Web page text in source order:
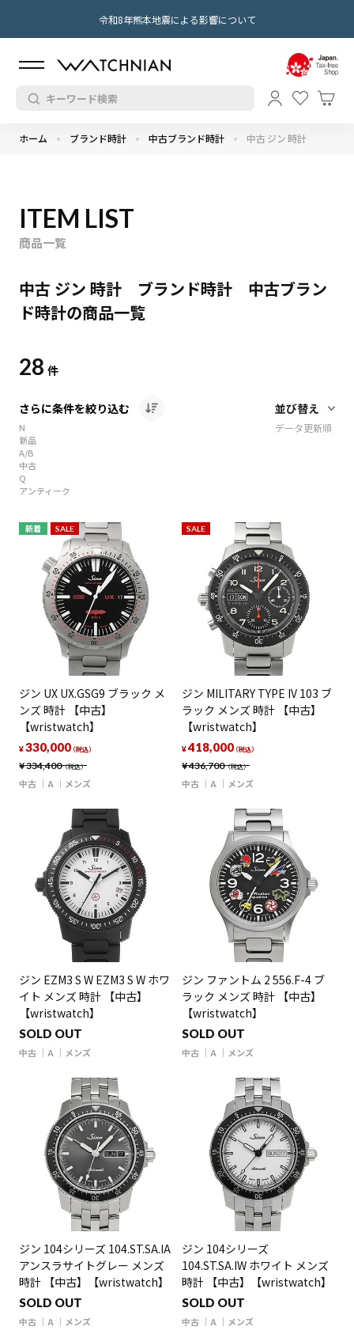
令和8年熊本地震による影響について
ホーム ブランド時計 中古ブランド時計 中古 ジン 時計
ITEM LIST
商品一覧
中古 ジン 時計 ブランド時計 中古ブラン
ド時計の商品一覧
28 件
さらに条件を絞り込む
N
新品
A/B
中古
Q
アンティーク
データ更新順
新着 SALE
ジン UX UX.GSG9 ブラック メ
ンズ 時計 【中古】
【wristwatch】
¥334,400（税込）
¥330,000（税込）
中古 A メンズ
SALE
ジン MILITARY TYPE IV 103 ブ
ラック メンズ 時計 【中古】
【wristwatch】
¥436,700（税込）
¥418,000（税込）
中古 A メンズ
ジン EZM3 S W EZM3 S W ホワ
イト メンズ 時計 【中古】
【wristwatch】
SOLD OUT
中古 A メンズ
ジン ファントム 2 556.F-4 ブ
ラック メンズ 時計 【中古】
【wristwatch】
SOLD OUT
中古 A メンズ
ジン 104シリーズ 104.ST.SA.IA
アンスラサイトグレー メンズ
時計 【中古】【wristwatch】
SOLD OUT
中古 A メンズ
ジン 104シリーズ
104.ST.SA.IW ホワイト メンズ
時計 【中古】【wristwatch】
SOLD OUT
中古 A メンズ